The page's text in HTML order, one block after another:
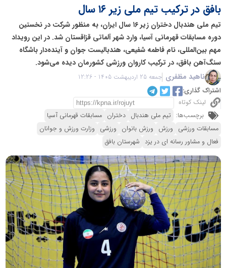
بافق در ترکیب تیم ملی زیر ۱۶ سال
تیم ملی هندبال دختران زیر ۱۶ سال ایران، به منظور شرکت در نخستین
دوره مسابقات قهرمانی آسیا، وارد شهر آلماتی قزاقستان شد. در این رویداد
مهم بین‌المللی، نام فاطمه شفیعی، هندبالیست جوان و آینده‌دار باشگاه
سنگ‌آهن بافق، در ترکیب کاروان ورزشی کشورمان دیده می‌شود.
ناهید مظفری جمعه 25 اردیبهشت 1405 - 12:26
اشتراک گذاری:
لینک کوتاه
برچسب‌ها: تیم ملی هندبال دختران مسابقات قهرمانی آسیا
مسابقات ورزشی ورزش ورزش بانوان ورزشی وزارت ورزش و جوانان
فعال و مشاور رسانه ای در یزد شهرستان بافق